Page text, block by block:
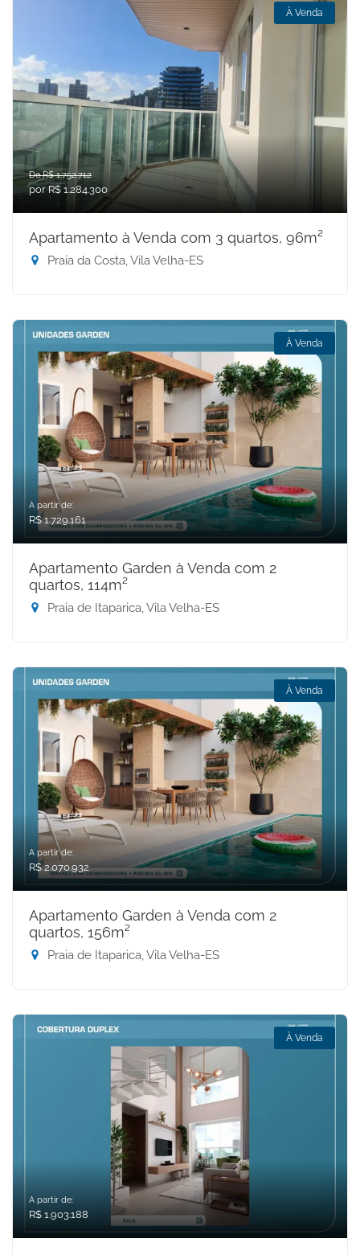
À Venda
De R$ 1.752.712
por R$ 1.284.300
Apartamento à Venda com 3 quartos, 96m²
Praia da Costa, Vila Velha-ES
À Venda
A partir de:
R$ 1.729.161
Apartamento Garden à Venda com 2
quartos, 114m²
Praia de Itaparica, Vila Velha-ES
À Venda
A partir de:
R$ 2.070.932
Apartamento Garden à Venda com 2
quartos, 156m²
Praia de Itaparica, Vila Velha-ES
À Venda
A partir de:
R$ 1.903.188